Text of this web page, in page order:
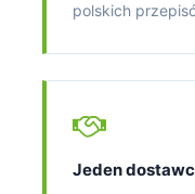
polskich
Jeden